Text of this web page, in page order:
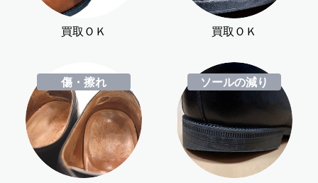
買取ＯＫ 買取ＯＫ
傷・擦れ ソールの減り